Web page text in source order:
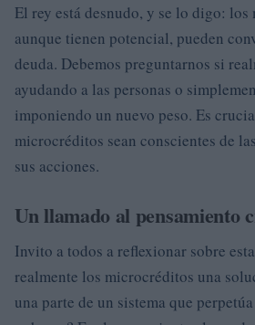
El rey está desnudo, y se lo digo:
aunque tienen potencial, pueden
deuda. Debemos preguntarnos si
ayudando a las personas o
imponiendo un nuevo peso. Es
microcréditos sean conscientes de
sus acciones.
Un llamado al pensamiento
Invito a todos a reflexionar sobre
realmente los microcréditos una
una parte de un sistema que